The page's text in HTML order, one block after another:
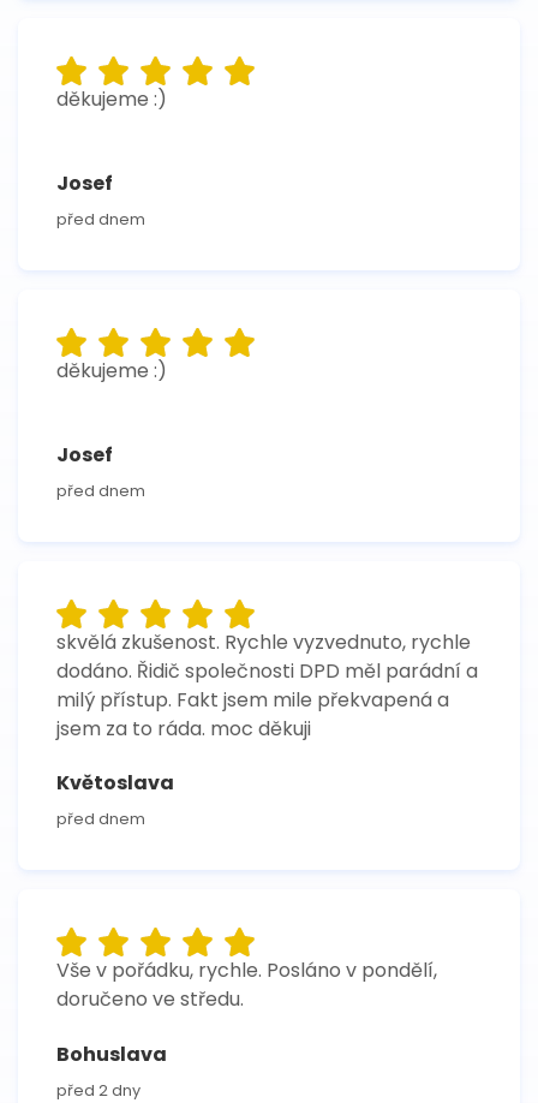
děkujeme :)
Josef
před dnem
děkujeme :)
Josef
před dnem
skvělá zkušenost. Rychle vyzvednuto, rychle
dodáno. Řidič společnosti DPD měl parádní a
milý přístup. Fakt jsem mile překvapená a
jsem za to ráda. moc děkuji
Květoslava
před dnem
Vše v pořádku, rychle. Posláno v pondělí,
doručeno ve středu.
Bohuslava
před 2 dny